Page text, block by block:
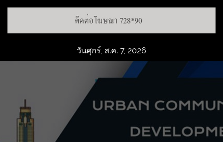
วันศุกร์, ส.ค. 7, 2026